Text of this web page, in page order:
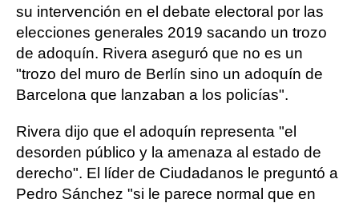
su intervención en el debate electoral por las
elecciones generales 2019 sacando un trozo
de adoquín. Rivera aseguró que no es un
"trozo del muro de Berlín sino un adoquín de
Barcelona que lanzaban a los policías".
Rivera dijo que el adoquín representa "el
desorden público y la amenaza al estado de
derecho". El líder de Ciudadanos le preguntó a
Pedro Sánchez "si le parece normal que en